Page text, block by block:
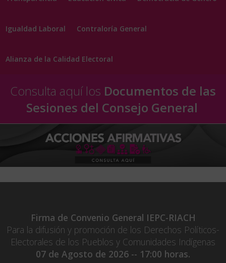
Igualdad Laboral Contraloría General
Alianza de la Calidad Electoral
Consulta aquí los Documentos de las
Sesiones del Consejo General
Firma de Convenio General IEPC-RIACH
Para la difusión y promoción de los Derechos Políticos-
Electorales de los Pueblos y Comunidades Indígenas
07 de Agosto de 2026 -- 17:00 horas.